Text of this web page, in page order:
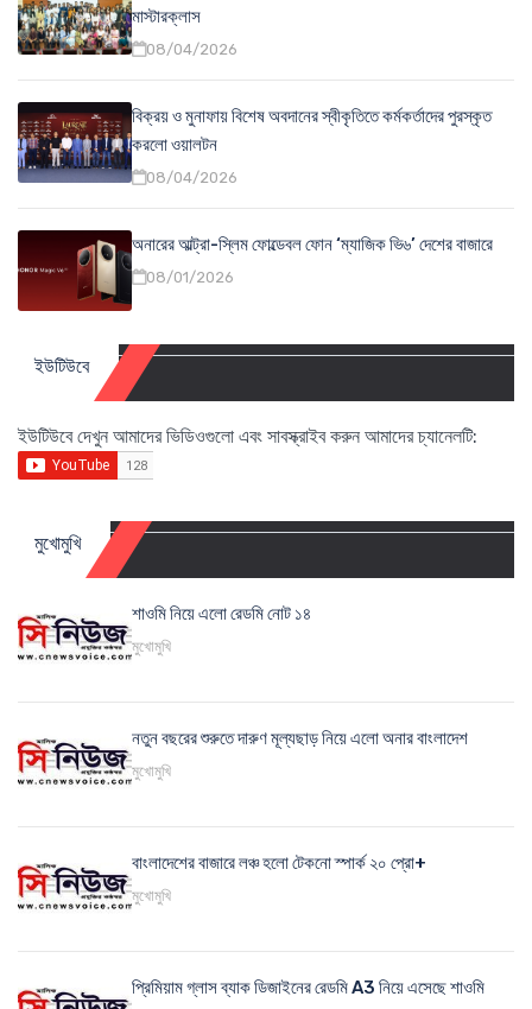
মাস্টারক্লাস
08/04/2026
বিক্রয় ও মুনাফায় বিশেষ অবদানের স্বীকৃতিতে কর্মকর্তাদের পুরস্কৃত
করলো ওয়ালটন
08/04/2026
অনারের আল্ট্রা-স্লিম ফোল্ডেবল ফোন ‘ম্যাজিক ভি৬’ দেশের বাজারে
08/01/2026
ইউটিউবে
ইউটিউবে দেখুন আমাদের ভিডিওগুলো এবং সাবস্ক্রাইব করুন আমাদের চ্যানেলটি:
মুখোমুখি
শাওমি নিয়ে এলো রেডমি নোট ১৪
মুখোমুখি
নতুন বছরের শুরুতে দারুণ মূল্যছাড় নিয়ে এলো অনার বাংলাদেশ
মুখোমুখি
বাংলাদেশের বাজারে লঞ্চ হলো টেকনো স্পার্ক ২০ প্রো+
মুখোমুখি
প্রিমিয়াম গ্লাস ব্যাক ডিজাইনের রেডমি A3 নিয়ে এসেছে শাওমি